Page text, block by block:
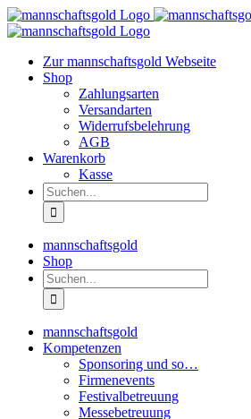
Zum
Inhalt
Zur mannschaftsgold Webseite
Shop
Zahlungsarten
Versandarten
Widerrufsbelehrung
AGB
Warenkorb
Kasse
Suche
nach:
mannschaftsgold
Shop
Suche
nach:
mannschaftsgold
Kompetenzen
Sponsoring und so…
Firmenevents
Festivalbetreuung
Messebetreuung